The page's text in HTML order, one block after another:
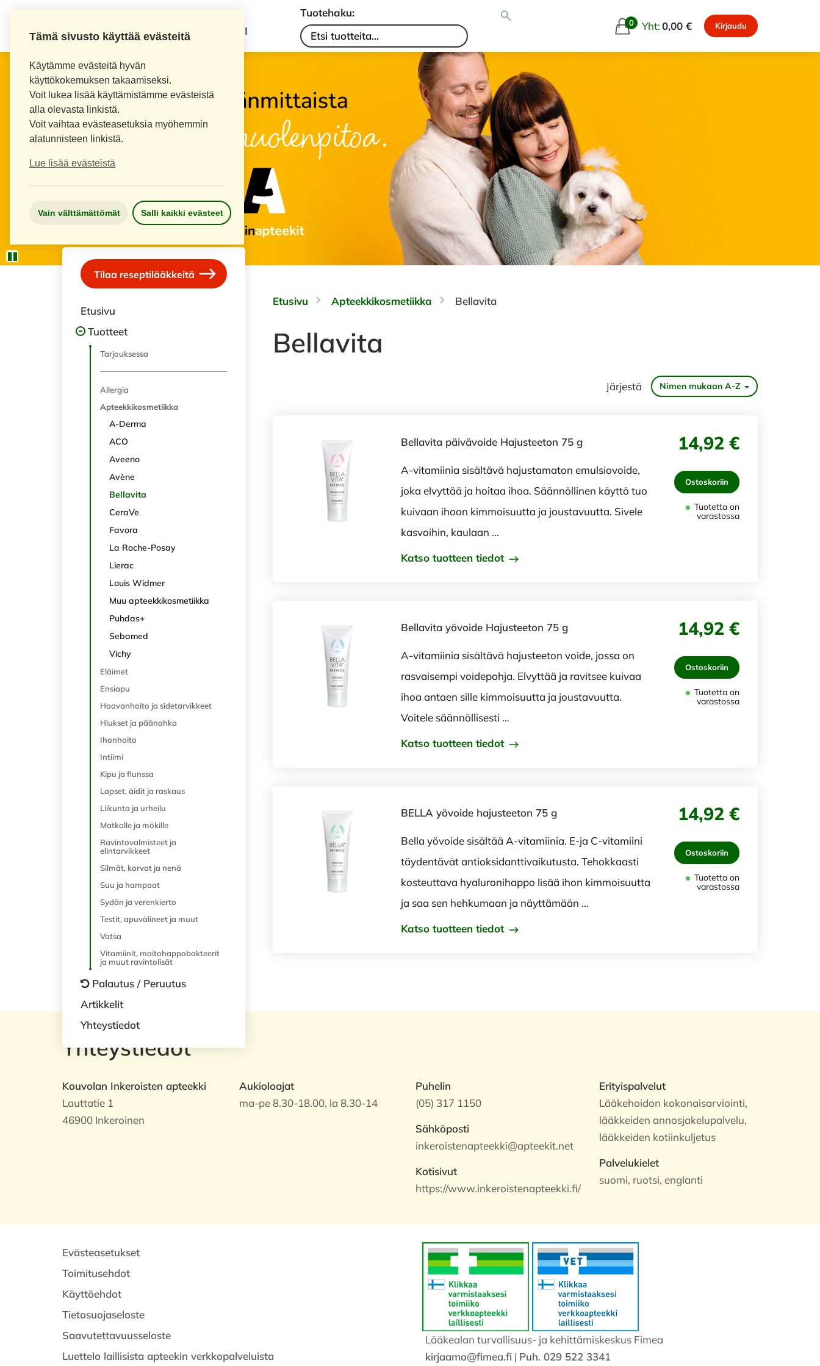
Tämä sivusto käyttää evästeitä
Käytämme evästeitä hyvän
käyttökokemuksen takaamiseksi.
Voit lukea lisää käyttämistämme evästeistä
alla olevasta linkistä.
Voit vaihtaa evästeasetuksia myöhemmin
alatunnisteen linkistä.
Lue lisää evästeistä
Vain välttämättömät Salli kaikki evästeet
INKEROISTEN APTEEKKI
Tuotehaku:
0 Yht:0,00 € Kirjaudu
Tilaa reseptilääkkeitä
Etusivu
Tuotteet
Tarjouksessa
Allergia
Apteekkikosmetiikka
A-Derma
ACO
Aveeno
Avène
Bellavita
CeraVe
Favora
La Roche-Posay
Lierac
Louis Widmer
Muu apteekkikosmetiikka
Puhdas+
Sebamed
Vichy
Eläimet
Ensiapu
Haavanhoito ja sidetarvikkeet
Hiukset ja päänahka
Ihonhoito
Intiimi
Kipu ja flunssa
Lapset, äidit ja raskaus
Liikunta ja urheilu
Matkalle ja mökille
Ravintovalmisteet ja
elintarvikkeet
Silmät, korvat ja nenä
Suu ja hampaat
Sydän ja verenkierto
Testit, apuvälineet ja muut
Vatsa
Vitamiinit, maitohappobakteerit
ja muut ravintolisät
Palautus / Peruutus
Artikkelit
Yhteystiedot
Etusivu Apteekkikosmetiikka Bellavita
Bellavita
Järjestä Nimen mukaan A-Z
Bellavita päivävoide Hajusteeton 75 g
A-vitamiinia sisältävä hajustamaton emulsiovoide,
joka elvyttää ja hoitaa ihoa. Säännöllinen käyttö tuo
kuivaan ihoon kimmoisuutta ja joustavuutta. Sivele
kasvoihin, kaulaan …
Katso tuotteen tiedot
14,92 €
Ostoskoriin
Tuotetta on
varastossa
Bellavita yövoide Hajusteeton 75 g
A-vitamiinia sisältävä hajusteeton voide, jossa on
rasvaisempi voidepohja. Elvyttää ja ravitsee kuivaa
ihoa antaen sille kimmoisuutta ja joustavuutta.
Voitele säännöllisesti …
Katso tuotteen tiedot
14,92 €
Ostoskoriin
Tuotetta on
varastossa
BELLA yövoide hajusteeton 75 g
Bella yövoide sisältää A-vitamiinia. E-ja C-vitamiini
täydentävät antioksidanttivaikutusta. Tehokkaasti
kosteuttava hyaluronihappo lisää ihon kimmoisuutta
ja saa sen hehkumaan ja näyttämään …
Katso tuotteen tiedot
14,92 €
Ostoskoriin
Tuotetta on
varastossa
Yhteystiedot
Kouvolan Inkeroisten apteekki
Lauttatie 1
46900 Inkeroinen
Aukioloajat
ma-pe 8.30-18.00, la 8.30-14
Puhelin
(05) 317 1150
Sähköposti
inkeroistenapteekki@apteekit.net
Kotisivut
https://www.inkeroistenapteekki.fi/
Erityispalvelut
Lääkehoidon kokonaisarviointi,
lääkkeiden annosjakelupalvelu,
lääkkeiden kotiinkuljetus
Palvelukielet
suomi, ruotsi, englanti
Evästeasetukset
Toimitusehdot
Käyttöehdot
Tietosuojaseloste
Saavutettavuusseloste
Luettelo laillisista apteekin verkkopalveluista
Lääkealan turvallisuus- ja kehittämiskeskus Fimea
kirjaamo@fimea.fi | Puh. 029 522 3341